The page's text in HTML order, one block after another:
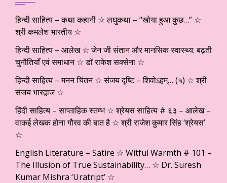
हिन्दी साहित्य – कथा कहानी ☆ लघुकथा – “खोया हुआ कुछ…” ☆
श्री कमलेश भारतीय ☆
हिन्दी साहित्य – आलेख ☆ जेन जी संतान और मानसिक स्वास्थ्य: बढ़ती
चुनौतियाँ एवं समाधान ☆ डाॅ राकेश सक्सेना ☆
हिन्दी साहित्य – मनन चिंतन ☆ संजय दृष्टि – शिवोऽहम्… (५) ☆ श्री
संजय भारद्वाज ☆
हिंदी साहित्य – साप्ताहिक स्तम्भ ☆ श्रेयस साहित्य # ६३ – आलेख –
वाकई लेखक होना गौरव की बात है ☆ श्री राजेश कुमार सिंह ‘श्रेयस’
☆
English Literature – Satire ☆ Witful Warmth # 101 –
The Illusion of True Sustainability… ☆ Dr. Suresh
Kumar Mishra ‘Uratript’ ☆